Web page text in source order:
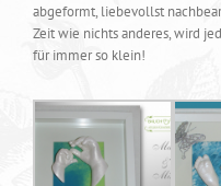
abgeformt, liebevollst
Zeit wie nichts anderes, wird
für immer so klein!